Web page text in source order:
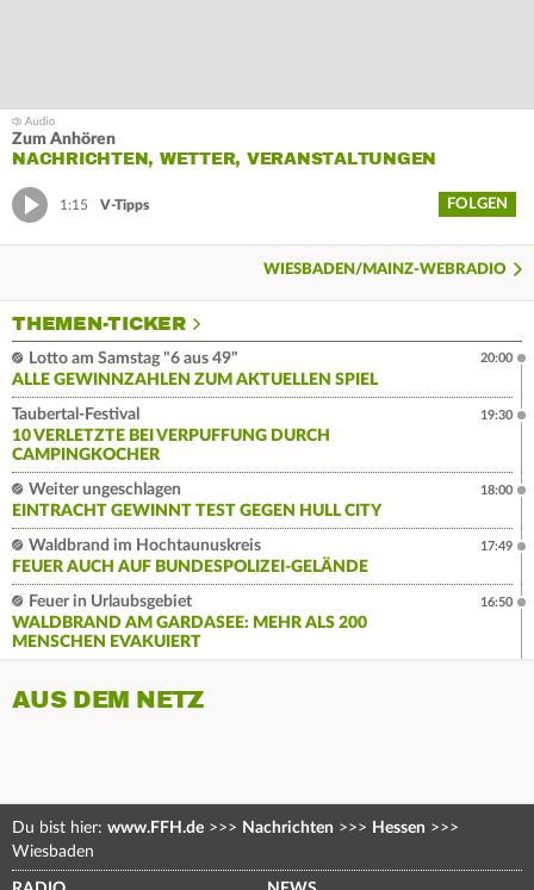
Zum Anhören
NACHRICHTEN, WETTER, VERANSTALTUNGEN
1:15 V-Tipps FOLGEN
WIESBADEN/MAINZ-WEBRADIO
THEMEN-TICKER
Lotto am Samstag "6 aus 49"
ALLE GEWINNZAHLEN ZUM AKTUELLEN SPIEL
20:00
Taubertal-Festival
10 VERLETZTE BEI VERPUFFUNG DURCH
CAMPINGKOCHER
19:30
Weiter ungeschlagen
EINTRACHT GEWINNT TEST GEGEN HULL CITY
18:00
Waldbrand im Hochtaunuskreis
FEUER AUCH AUF BUNDESPOLIZEI-GELÄNDE
17:49
Feuer in Urlaubsgebiet
WALDBRAND AM GARDASEE: MEHR ALS 200
MENSCHEN EVAKUIERT
16:50
AUS DEM NETZ
Du bist hier: www.FFH.de >>> Nachrichten >>> Hessen >>>
Wiesbaden